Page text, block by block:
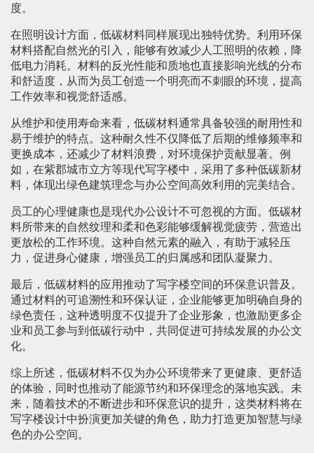
度。
在照明设计方面，低碳材料同样展现出独特优势。利用环保
材料搭配自然光的引入，能够有效减少人工照明的依赖，降
低电力消耗。材料的反光性能和质地也直接影响光线的分布
和舒适度，从而为员工创造一个明亮而不刺眼的环境，提高
工作效率和视觉舒适感。
从维护和使用寿命来看，低碳材料通常具备较强的耐用性和
易于维护的特点。这种耐久性不仅降低了后期的维修频率和
更换成本，还减少了材料浪费，对环境保护贡献显著。例
如，在紫郡城市立方等现代写字楼中，采用了多种低碳新材
料，体现出绿色建筑理念与办公空间高效利用的完美结合。
员工的心理健康也是现代办公设计不可忽视的方面。低碳材
料所带来的自然纹理和柔和色彩能够缓解视觉疲劳，营造出
更放松的工作环境。这种自然元素的融入，有助于减轻压
力，促进身心健康，增强员工的归属感和团队凝聚力。
最后，低碳材料的应用推动了写字楼空间的环保意识普及。
通过材料的可追溯性和环保认证，企业能够更加明确自身的
绿色责任，这种透明度不仅提升了企业形象，也激励更多企
业和员工参与到低碳行动中，共同促进可持续发展的办公文
化。
综上所述，低碳材料不仅为办公环境带来了更健康、更舒适
的体验，同时也推动了能源节约和环保理念的落地实践。未
来，随着技术的不断进步和环保意识的提升，这类材料将在
写字楼设计中扮演更加关键的角色，助力打造更加智慧与绿
色的办公空间。